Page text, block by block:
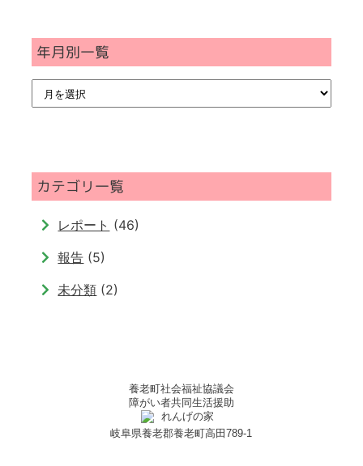
年月別一覧
月
カテゴリ一覧
レポート (46)
報告 (5)
未分類 (2)
養老町社会福祉協議会
障がい者共同生活援助れ
げ
岐阜県養老郡養老町高田789-1